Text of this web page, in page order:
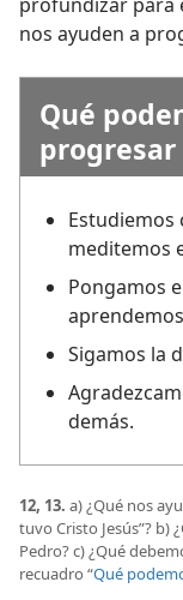
nos ayuden a
Qué
Estudiemos
meditemos
Pongamos
Sigamos la
demás.
12, 13. a) ¿Qué nos
tuvo Cristo Jesús”? b)
Pedro? c) ¿Qué
recuadro “Qué